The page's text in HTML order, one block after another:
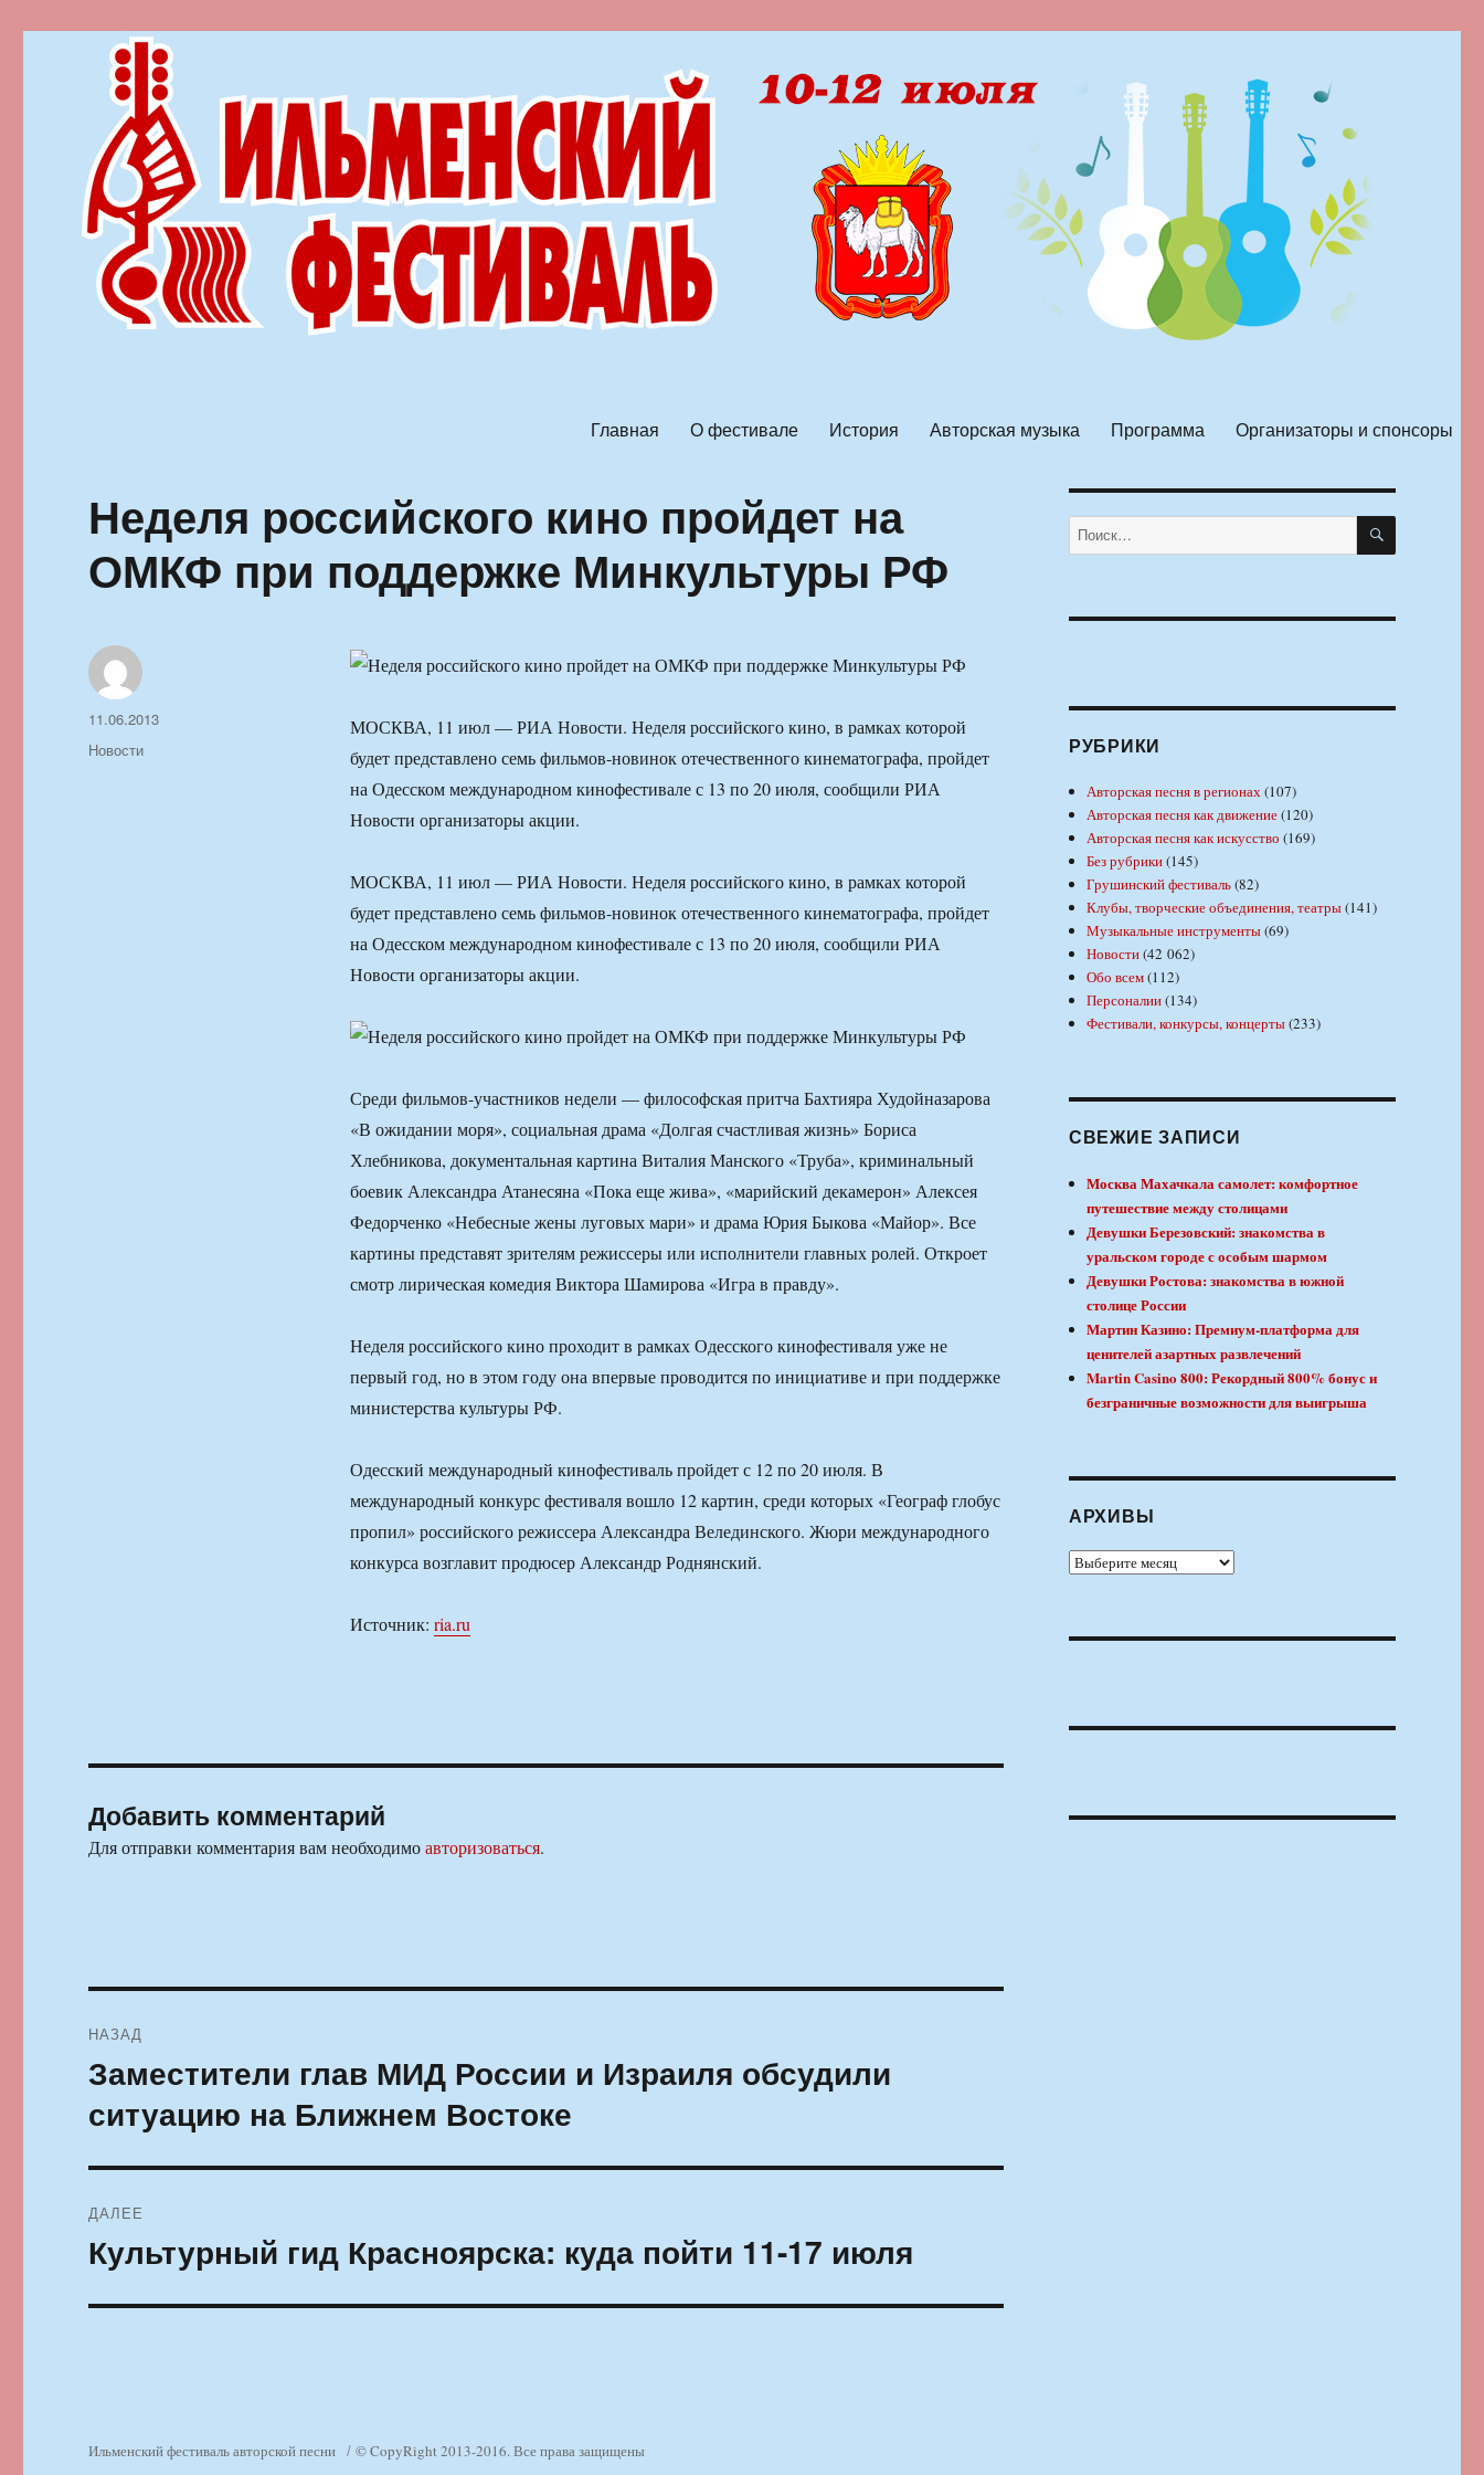
Главная О фестивале История Авторская музыка Программа Организаторы и спонсоры
Неделя российского кино пройдет на
ОМКФ при поддержке Минкультуры РФ
МОСКВА, 11 июл — РИА Новости. Неделя российского кино, в рамках которой
будет представлено семь фильмов-новинок отечественного кинематографа, пройдет
на Одесском международном кинофестивале с 13 по 20 июля, сообщили РИА
Новости организаторы акции.
МОСКВА, 11 июл — РИА Новости. Неделя российского кино, в рамках которой
будет представлено семь фильмов-новинок отечественного кинематографа, пройдет
на Одесском международном кинофестивале с 13 по 20 июля, сообщили РИА
Новости организаторы акции.
Среди фильмов-участников недели — философская притча Бахтияра Худойназарова
«В ожидании моря», социальная драма «Долгая счастливая жизнь» Бориса
Хлебникова, документальная картина Виталия Манского «Труба», криминальный
боевик Александра Атанесяна «Пока еще жива», «марийский декамерон» Алексея
Федорченко «Небесные жены луговых мари» и драма Юрия Быкова «Майор». Все
картины представят зрителям режиссеры или исполнители главных ролей. Откроет
смотр лирическая комедия Виктора Шамирова «Игра в правду».
Неделя российского кино проходит в рамках Одесского кинофестиваля уже не
первый год, но в этом году она впервые проводится по инициативе и при поддержке
министерства культуры РФ.
Одесский международный кинофестиваль пройдет с 12 по 20 июля. В
международный конкурс фестиваля вошло 12 картин, среди которых «Географ глобус
пропил» российского режиссера Александра Велединского. Жюри международного
конкурса возглавит продюсер Александр Роднянский.
Источник: ria.ru
Автор
Опубликовано
11.06.2013
Рубрики
Новости
Добавить комментарий
Для отправки комментария вам необходимоавторизоваться.
по
записям
НАЗАД
Предыдущая
Заместители глав МИД России и Израиля обсудили
ситуацию на Ближнем Востоке
ДАЛЕЕ
Следующая
запись:
Культурный гид Красноярска: куда пойти 11-17 июля
Искать: ПОИСК
РУБРИКИ
Авторская песня в регионах(107)
Авторская песня как движение(120)
Авторская песня как искусство (169)
Без рубрики(145)
Грушинский фестиваль(82)
Клубы, творческие объединения, театры(141)
Музыкальные инструменты(69)
Новости(42 062)
Обо всем(112)
Персоналии(134)
Фестивали, конкурсы, концерты(233)
СВЕЖИЕ ЗАПИСИ
Москва Махачкала самолет: комфортное
путешествие между столицами
Девушки Березовский: знакомства в
уральском городе с особым шармом
Девушки Ростова: знакомства в южной
столице России
Мартин Казино: Премиум-платформа для
ценителей азартных развлечений
Martin Casino 800: Рекордный 800% бонус и
безграничные возможности для выигрыша
АРХИВЫ
Архивы
Ильменский фестиваль авторской песни © CopyRight 2013-2016. Все права защищены